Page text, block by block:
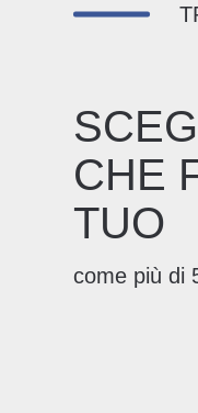
CHE
TUO
come più di